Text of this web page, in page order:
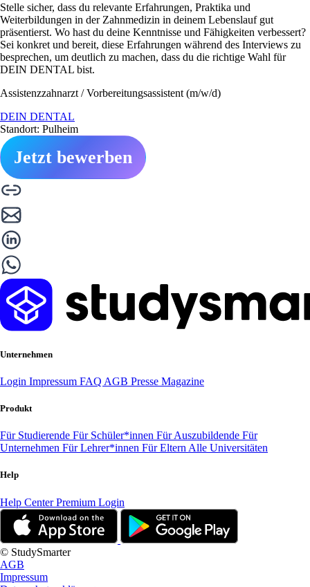
Stelle sicher, dass du relevante Erfahrungen, Praktika und
Weiterbildungen in der Zahnmedizin in deinem Lebenslauf gut
präsentierst. Wo hast du deine Kenntnisse und Fähigkeiten verbessert?
Sei konkret und bereit, diese Erfahrungen während des Interviews zu
besprechen, um deutlich zu machen, dass du die richtige Wahl für
DEIN DENTAL bist.
Assistenzzahnarzt / Vorbereitungsassistent (m/w/d)
DEIN DENTAL
Standort: Pulheim
Jetzt bewerben
Unternehmen
Login Impressum FAQ AGB Presse Magazine
Produkt
Für Studierende Für Schüler*innen Für Auszubildende Für
Unternehmen Für Lehrer*innen Für Eltern Alle Universitäten
Help
Help CenterPremium Login
© StudySmarter
AGB
Impressum